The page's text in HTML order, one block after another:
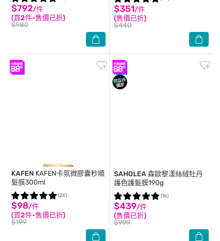
$792/件
(買2件-售價已折)
$980
$351/件
(售價已折)
$440
KAFEN KAFEN卡氛微膠囊秒順
髮膜300ml
$98/件
(買2件-售價已折)
$199
(26)
SAHOLEA森歐黎漾絲絨牡丹
護色護髮膜190g
$439/件
(售價已折)
$999
(16)